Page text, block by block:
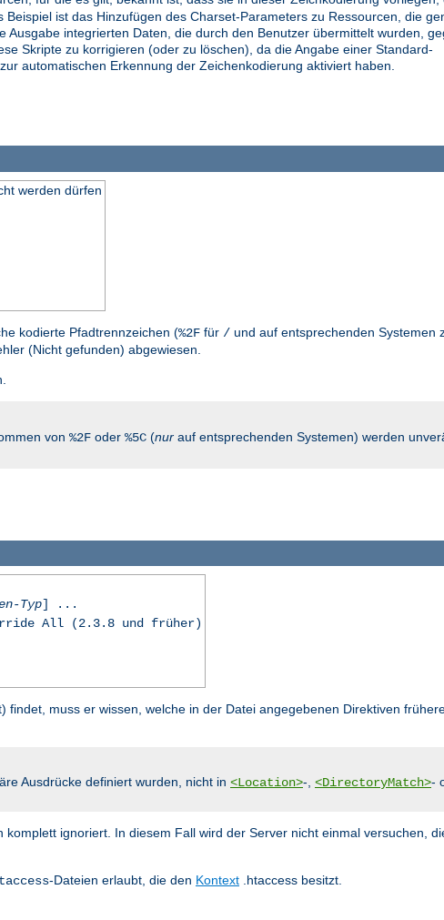
ist das Hinzufügen des Charset-Parameters zu Ressourcen, die
integrierten Daten, die durch den Benutzer übermittelt wurden,
Skripte zu korrigieren (oder zu löschen), da die Angabe einer Standard-
automatischen Erkennung der Zeichenkodierung aktiviert haben.
werden dürfen
kodierte Pfadtrennzeichen (%2F für / und auf entsprechenden Systemen
(Nicht gefunden) abgewiesen.
von %2F oder %5C (nur auf entsprechenden Systemen) werden
Typ] ...
All (2.3.8 und früher)
findet, muss er wissen, welche in der Datei angegebenen Direktiven
Ausdrücke definiert wurden, nicht in <Location>-, <DirectoryMatch>-
komplett ignoriert. In diesem Fall wird der Server nicht einmal versuchen,
-Dateien erlaubt, die den Kontext .htaccess besitzt.